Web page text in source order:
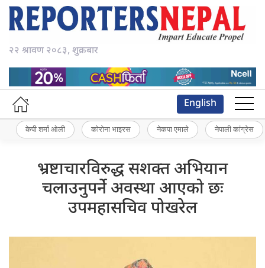
२२ श्रावण २०८३, शुक्रबार
English
केपी शर्मा ओली कोरोना भाइरस नेकपा एमाले नेपाली कांग्रेस
भ्रष्टाचारविरुद्ध सशक्त अभियान
चलाउनुपर्ने अवस्था आएको छः
उपमहासचिव पोखरेल